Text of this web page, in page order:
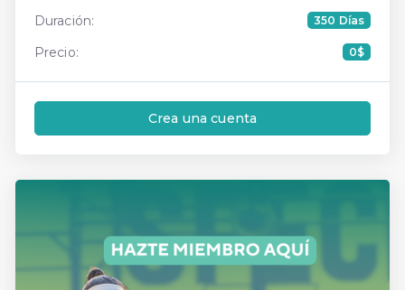
Duración: 350 Días
Precio: 0$
Crea una cuenta